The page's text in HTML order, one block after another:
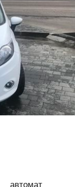
автомат